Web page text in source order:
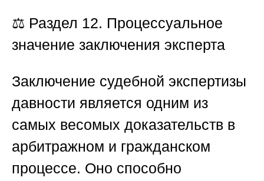
⚖️ Раздел 12. Процессуальное
значение заключения эксперта
Заключение судебной экспертизы
давности является одним из
самых весомых доказательств в
арбитражном и гражданском
процессе. Оно способно